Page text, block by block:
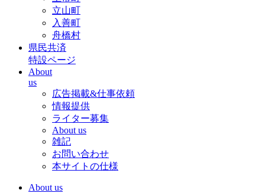
立山町
入善町
舟橋村
県民共済
特設ページ
About
us
広告掲載&仕事依頼
情報提供
ライター募集
About us
雑記
お問い合わせ
本サイトの仕様
About us